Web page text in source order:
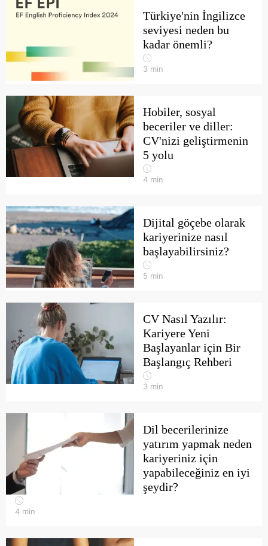
Türkiye'nin İngilizce
seviyesi neden bu
kadar önemli?
3 min
Hobiler, sosyal
beceriler ve diller:
CV'nizi geliştirmenin
5 yolu
4 min
Dijital göçebe olarak
kariyerinize nasıl
başlayabilirsiniz?
5 min
CV Nasıl Yazılır:
Kariyere Yeni
Başlayanlar için Bir
Başlangıç Rehberi
3 min
Dil becerilerinize
yatırım yapmak neden
kariyeriniz için
yapabileceğiniz en iyi
şeydir?
4 min